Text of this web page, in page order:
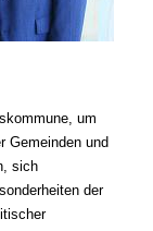
um
Gemeinden und
sich
der